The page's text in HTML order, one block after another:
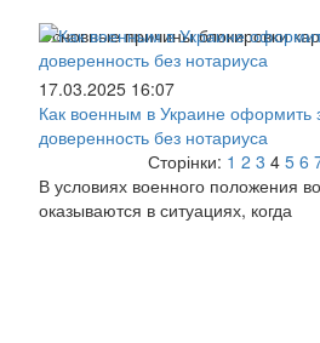
Основные причины блокировки
17.03.2025 16:07
Как военным в Украине оформить
доверенность без нотариуса
В условиях военного положения
оказываются в ситуациях, когда
Сторінки: 1 2 3 4 5 6